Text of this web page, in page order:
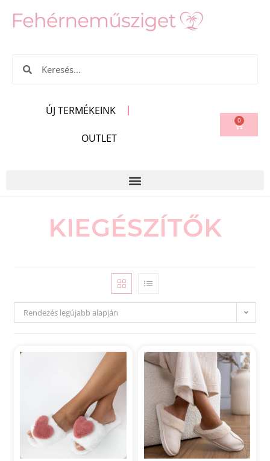
ÚJ TERMÉKEINK
OUTLET
0
KIEGÉSZÍTŐK
Rendezés legújabb alapján